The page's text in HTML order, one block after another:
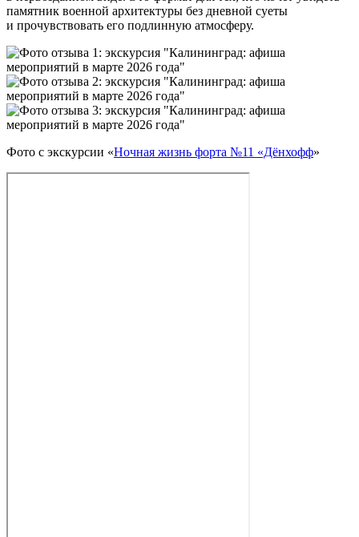
памятник военной архитектуры без дневной суеты
и прочувствовать его подлинную атмосферу.
Фото с экскурсии «Ночная жизнь форта №11 «Дёнхофф»